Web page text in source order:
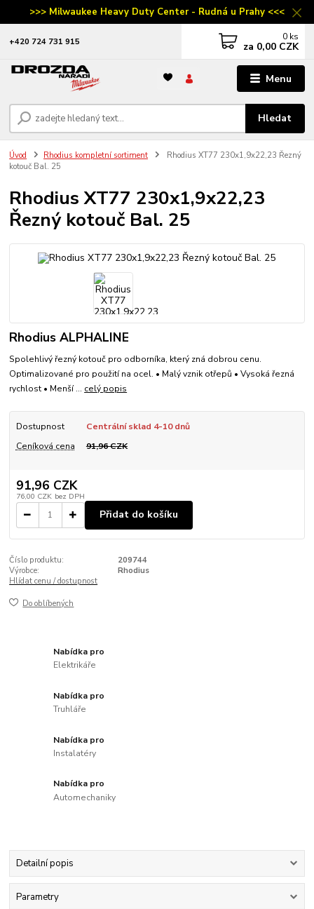
>>> Milwaukee Heavy Duty Center - Rudná u Prahy <<<
Menu
Hledat
‭+420 724 731 915 0 ks
za 0,00 CZK
Úvod Rhodius kompletní sortiment
Rhodius XT77 230x1,9x22,23 Řezný
kotouč Bal. 25
Rhodius XT77 230x1,9x22,23
Řezný kotouč Bal. 25
Rhodius ALPHALINE
Spolehlivý řezný kotouč pro odborníka, který zná dobrou cenu.
Optimalizované pro použití na ocel. • Malý vznik otřepů • Vysoká řezná
rychlost • Menší ... celý popis
Dostupnost
Centrální sklad 4-10 dnů
Ceníková cena
91,96 CZK
91,96 CZK
76,00 CZK bez DPH
Přidat do košíku
Číslo produktu:
209744
Výrobce:
Rhodius
Hlídat cenu / dostupnost
Do oblíbených
Nabídka pro
Elektrikáře
Nabídka pro
Truhláře
Nabídka pro
Instalatéry
Nabídka pro
Automechaniky
Detailní popis
Parametry